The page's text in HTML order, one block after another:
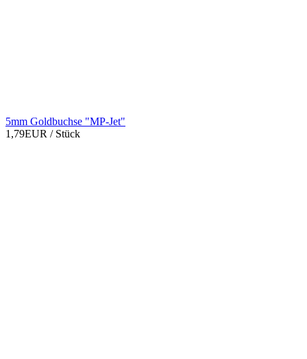
5mm Goldbuchse "MP-Jet"
1,79EUR / Stück